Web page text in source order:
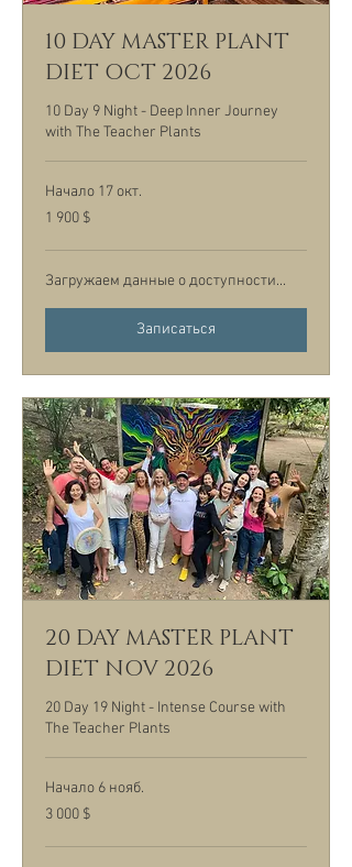
10 DAY MASTER PLANT
DIET OCT 2026
10 Day 9 Night - Deep Inner Journey
with The Teacher Plants
Начало 17 окт.
1 900
долларов
1 900 $
Загружаем данные о доступности...
Записаться
20 DAY MASTER PLANT
DIET NOV 2026
20 Day 19 Night - Intense Course with
The Teacher Plants
Начало 6 нояб.
3 000
долларов
3 000 $